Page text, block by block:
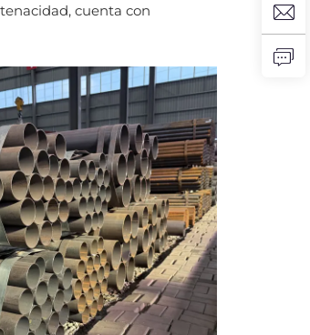
cuenta con